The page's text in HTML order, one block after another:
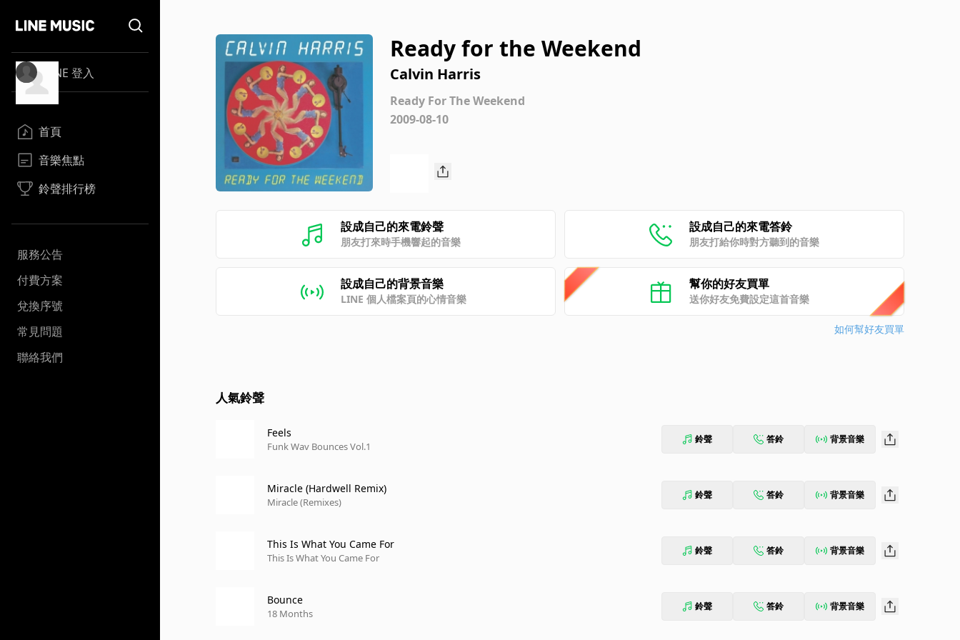
LINE 登入
首頁
音樂焦點
鈴聲排行榜
服務公告
付費方案
兌換序號
常見問題
聯絡我們
Ready for the Weekend
Calvin Harris
Ready For The Weekend
2009-08-10
設成自己的來電鈴聲
朋友打來時手機響起的音樂
設成自己的來電答鈴
朋友打給你時對方聽到的音樂
設成自己的背景音樂
LINE 個人檔案頁的心情音樂
幫你的好友買單
送你好友免費設定這首音樂
如何幫好友買單
人氣鈴聲
Feels
Funk Wav Bounces Vol.1
鈴聲 答鈴 背景音樂
Miracle (Hardwell Remix)
Miracle (Remixes)
鈴聲 答鈴 背景音樂
This Is What You Came For
This Is What You Came For
鈴聲 答鈴 背景音樂
Bounce
18 Months
鈴聲 答鈴 背景音樂